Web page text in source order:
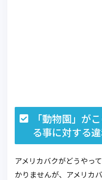
「動物園」が
る事に対する
アメリカバクがどうやっ
かりませんが、アメリカ